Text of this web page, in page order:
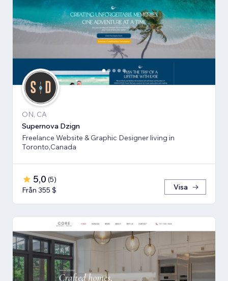
ON, CA
Supernova Dzign
Freelance Website & Graphic Designer living in
Toronto,Canada
5,0 (5)
Från 355 $
Visa